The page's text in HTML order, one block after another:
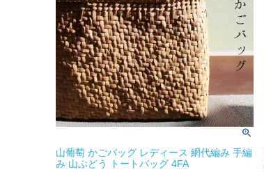
山葡萄 かごバッグ レディース 網代編み 手編
み 山ぶどう トートバッグ 4FA